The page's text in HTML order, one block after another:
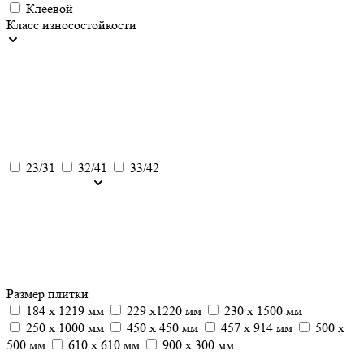
Клеевой
Класс износостойкости
23/31 32/41 33/42
Размер плитки
184 x 1219 мм
229 x1220 мм
230 x 1500 мм
250 x 1000 мм
450 х 450 мм 457 х 914 мм
500 x
500 мм
610 x 610 мм
900 х 300 мм